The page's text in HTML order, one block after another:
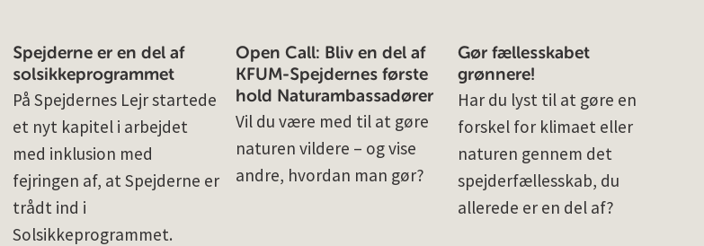
Spejderne er en del af
solsikkeprogrammet
På Spejdernes Lejr startede
et nyt kapitel i arbejdet
med inklusion med
fejringen af, at Spejderne er
trådt ind i
Solsikkeprogrammet.
Open Call: Bliv en del af
KFUM-Spejdernes første
hold Naturambassadører
Vil du være med til at gøre
naturen vildere – og vise
andre, hvordan man gør?
Gør fællesskabet
grønnere!
Har du lyst til at gøre en
forskel for klimaet eller
naturen gennem det
spejderfællesskab, du
allerede er en del af?